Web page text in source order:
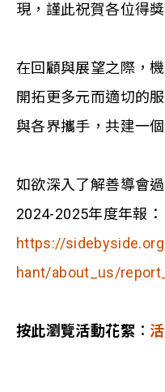
現，謹此祝賀各位得獎
在回顧與展望之際，
開拓更多元而適切的
與各界攜手，共建一
如欲深入了解善導會
2024-2025年度年報：
https://
hant/about_us/
按此瀏覽活動花絮︰